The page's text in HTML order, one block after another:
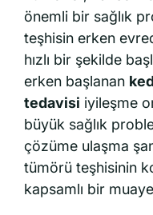
önemli bir sağlık
teşhisin erken
hızlı bir şekilde
erken başlanan
tedavisi iyileşme
büyük sağlık
çözüme ulaşma
tümörü teşhisinin
kapsamlı bir